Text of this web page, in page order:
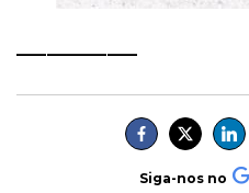
Siga-nos no